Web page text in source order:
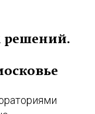
решений.